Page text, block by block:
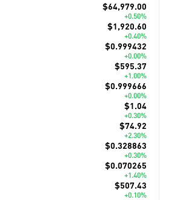
$64,979.00
+0.50%
$1,920.60
+0.40%
$0.999432
+0.00%
$595.37
+1.00%
$0.999666
+0.00%
$1.04
+0.30%
$74.92
+2.30%
$0.328863
+0.30%
$0.070265
+1.40%
$507.43
+0.10%